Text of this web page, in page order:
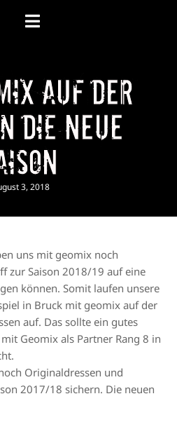
auf der
die neue
3, 2018
uns mit geomix noch
zur Saison 2018/19 auf eine
können. Somit laufen unsere
in Bruck mit geomix auf der
auf. Das sollte ein gutes
Geomix als Partner Rang 8 in
Originaldressen und
2017/18 sichern. Die neuen